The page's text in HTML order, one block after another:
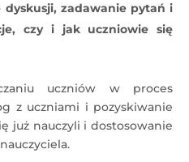
zadawanie pytań i
czy i jak uczniowie się
uczniów w proces
z uczniami i pozyskiwanie
już nauczyli i dostosowanie